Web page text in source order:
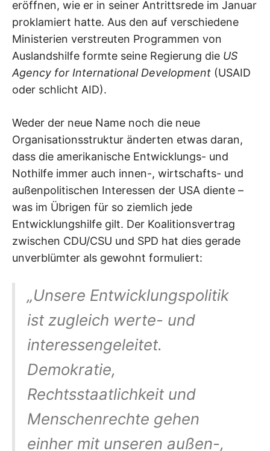
eröffnen, wie er in seiner Antrittsrede im Januar
proklamiert hatte. Aus den auf verschiedene
Ministerien verstreuten Programmen von
Auslandshilfe formte seine Regierung die US
Agency for International Development (USAID
oder schlicht AID).
Weder der neue Name noch die neue
Organisationsstruktur änderten etwas daran,
dass die amerikanische Entwicklungs- und
Nothilfe immer auch innen-, wirtschafts- und
außenpolitischen Interessen der USA diente –
was im Übrigen für so ziemlich jede
Entwicklungshilfe gilt. Der Koalitionsvertrag
zwischen CDU/CSU und SPD hat dies gerade
unverblümter als gewohnt formuliert:
„Unsere Entwicklungspolitik
ist zugleich werte- und
interessengeleitet.
Demokratie,
Rechtsstaatlichkeit und
Menschenrechte gehen
einher mit unseren außen-,